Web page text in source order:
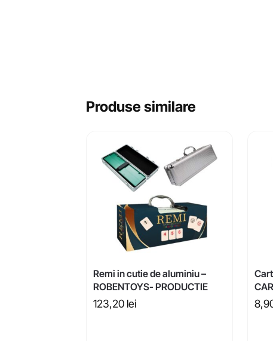
Produse similare
Remi in cutie de aluminiu –
ROBENTOYS- PRODUCTIE
123,20 lei